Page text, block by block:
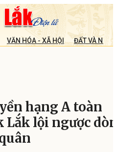
VĂN HÓA - XÃ HỘI ĐẤT VÀ
hạng A toàn
Lắk lội ngược